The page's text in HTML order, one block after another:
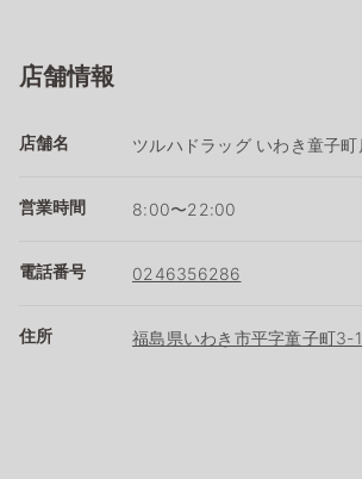
店舗情報
店舗名 ツルハドラッグ いわき童子町
営業時間 8:00〜22:00
電話番号 0246356286
住所 福島県いわき市平字童子町3-